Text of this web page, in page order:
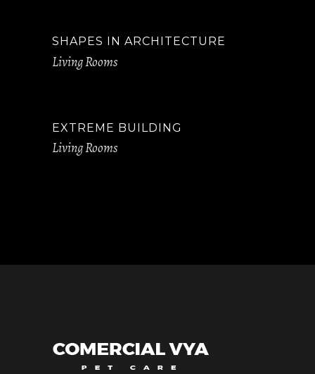
SHAPES IN ARCHITECTURE
Living Rooms
EXTREME BUILDING
Living Rooms